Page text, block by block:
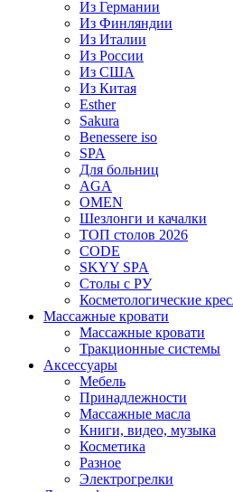
Из Германии
Из Финляндии
Из Италии
Из России
Из США
Из Китая
Esther
Sakura
Benessere iso
SPA
Для больниц
AGA
OMEN
Шезлонги и качалки
ТОП столов 2026
CODE
SKYY SPA
Столы с РУ
Косметологические
Массажные кровати
Массажные кровати
Тракционные системы
Аксессуары
Мебель
Принадлежности
Массажные масла
Книги, видео, музыка
Косметика
Разное
Электрогрелки